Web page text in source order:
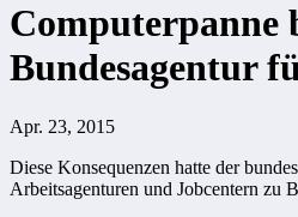
Computerpanne
Bundesagentur
Apr. 23, 2015
Diese Konsequenzen hatte der
Arbeitsagenturen und Jobcentern zu